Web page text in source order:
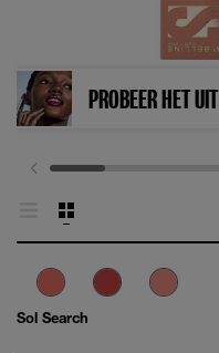
Sol Search
PROBEER HET UIT